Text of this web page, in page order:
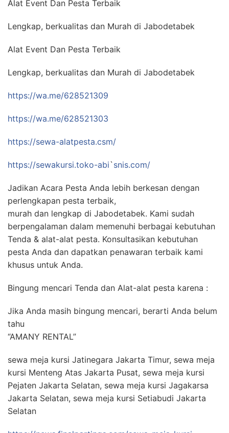
Alat Event Dan Pesta Terbaik
Lengkap, berkualitas dan Murah di Jabodetabek
Alat Event Dan Pesta Terbaik
Lengkap, berkualitas dan Murah di Jabodetabek
https://wa.me/628521309
https://wa.me/628521303
https://sewa-alatpesta.csm/
https://sewakursi.toko-abi`snis.com/
Jadikan Acara Pesta Anda lebih berkesan dengan
perlengkapan pesta terbaik,
murah dan lengkap di Jabodetabek. Kami sudah
berpengalaman dalam memenuhi berbagai kebutuhan
Tenda & alat-alat pesta. Konsultasikan kebutuhan
pesta Anda dan dapatkan penawaran terbaik kami
khusus untuk Anda.
Bingung mencari Tenda dan Alat-alat pesta karena :
Jika Anda masih bingung mencari, berarti Anda belum
tahu
“AMANY RENTAL”
sewa meja kursi Jatinegara Jakarta Timur, sewa meja
kursi Menteng Atas Jakarta Pusat, sewa meja kursi
Pejaten Jakarta Selatan, sewa meja kursi Jagakarsa
Jakarta Selatan, sewa meja kursi Setiabudi Jakarta
Selatan